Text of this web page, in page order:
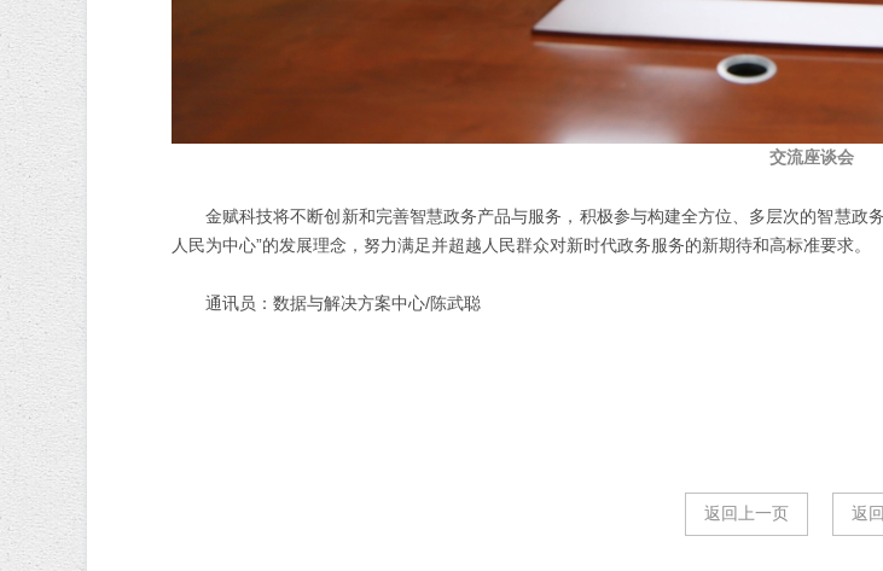
交流座谈会
金赋科技将不断创新和完善智慧政务产品与服务， 积极参与构建全方位、多层次的智慧政
人民为中心”的发展理念，努力满足并超越人民群众对新时代政务服务的新期待和高标准要求。
通讯员：数据与解决方案中心/陈武聪
返回上一页 返